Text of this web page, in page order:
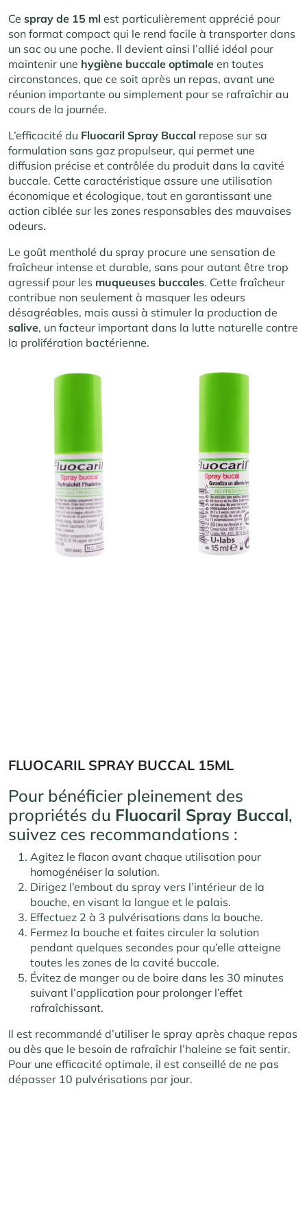
Ce spray de 15 ml est particulièrement apprécié pour
son format compact qui le rend facile à transporter dans
un sac ou une poche. Il devient ainsi l’allié idéal pour
maintenir une hygiène buccale optimale en toutes
circonstances, que ce soit après un repas, avant une
réunion importante ou simplement pour se rafraîchir au
cours de la journée.
L’efficacité du Fluocaril Spray Buccal repose sur sa
formulation sans gaz propulseur, qui permet une
diffusion précise et contrôlée du produit dans la cavité
buccale. Cette caractéristique assure une utilisation
économique et écologique, tout en garantissant une
action ciblée sur les zones responsables des mauvaises
odeurs.
Le goût mentholé du spray procure une sensation de
fraîcheur intense et durable, sans pour autant être trop
agressif pour les muqueuses buccales. Cette fraîcheur
contribue non seulement à masquer les odeurs
désagréables, mais aussi à stimuler la production de
salive, un facteur important dans la lutte naturelle contre
la prolifération bactérienne.
FLUOCARIL SPRAY BUCCAL 15ML
Pour bénéficier pleinement des
propriétés du Fluocaril Spray Buccal,
suivez ces recommandations :
Agitez le flacon avant chaque utilisation pour
homogénéiser la solution.
Dirigez l’embout du spray vers l’intérieur de la
bouche, en visant la langue et le palais.
Effectuez 2 à 3 pulvérisations dans la bouche.
Fermez la bouche et faites circuler la solution
pendant quelques secondes pour qu’elle atteigne
toutes les zones de la cavité buccale.
Évitez de manger ou de boire dans les 30 minutes
suivant l’application pour prolonger l’effet
rafraîchissant.
Il est recommandé d’utiliser le spray après chaque repas
ou dès que le besoin de rafraîchir l’haleine se fait sentir.
Pour une efficacité optimale, il est conseillé de ne pas
dépasser 10 pulvérisations par jour.